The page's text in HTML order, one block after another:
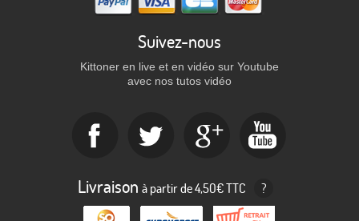
Suivez-nous
Kittoner en live et en vidéo sur Youtube
avec nos tutos vidéo
Livraison à partir de 4,50€ TTC ?